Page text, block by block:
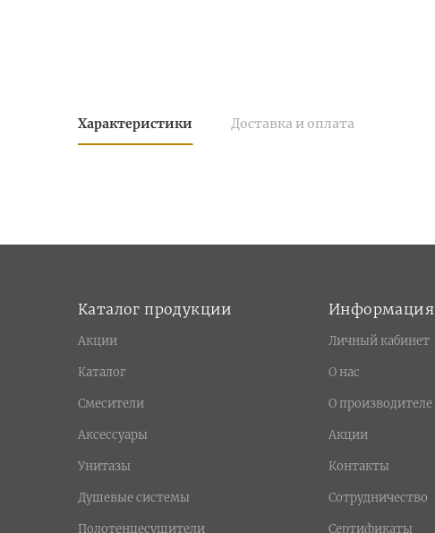
Характеристики Доставка и оплата
Каталог продукции
Акции
Каталог
Смесители
Аксессуары
Унитазы
Душевые системы
Полотенцесушители
Информация
Личный кабинет
О нас
О производителе
Акции
Контакты
Сотрудничество
Сертификаты